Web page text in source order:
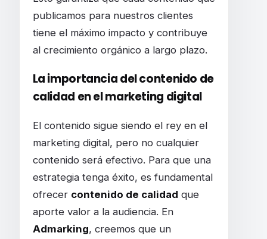
publicamos para nuestros clientes
tiene el máximo impacto y contribuye
al crecimiento orgánico a largo plazo.
La importancia del contenido de
calidad en el marketing digital
El contenido sigue siendo el rey en el
marketing digital, pero no cualquier
contenido será efectivo. Para que una
estrategia tenga éxito, es fundamental
ofrecer contenido de calidad que
aporte valor a la audiencia. En
Admarking, creemos que un